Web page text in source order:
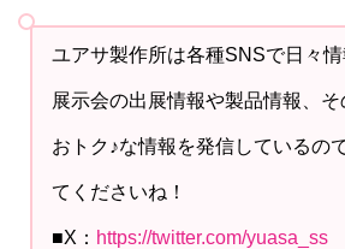
ユアサ製作所は各種SNSで日々
展示会の出展情報や製品情報、
おトク♪な情報を発信しているの
てくださいね！
■X： https://twitter.com/yuasa_ss